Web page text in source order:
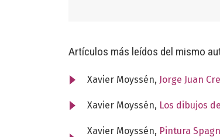
Artículos más leídos del mismo
Xavier Moyssén, Jorge Juan
Xavier Moyssén, Los dibujos
Xavier Moyssén, Pintura